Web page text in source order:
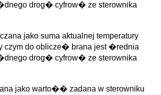
drog� cyfrow� ze sterownika
jako suma aktualnej temperatury
czym do oblicze� brana jest �rednia
drog� cyfrow� ze sterownika
jako warto�� zadana w sterowniku